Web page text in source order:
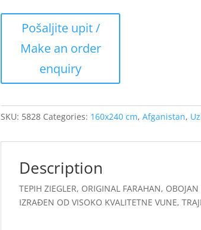
SKU: 5828 Categories: 160x240 cm,Afganistan,
Description
TEPIH ZIEGLER, ORIGINAL FARAHAN,
IZRAĐEN OD VISOKO KVALITETNE VUNE,